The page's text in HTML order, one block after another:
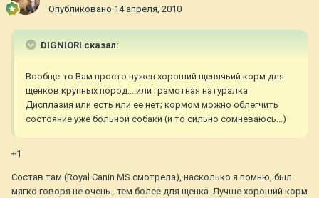
Опубликовано 14 апреля, 2010
DIGNIORI сказал:
Вообще-то Вам просто нужен хороший щенячьий корм для
щенков крупных пород....или грамотная натуралка
Дисплазия или есть или ее нет; кормом можно облегчить
состояние уже больной собаки (и то сильно сомневаюсь...)
+1
Состав там (Royal Canin MS смотрела), насколько я помню, был
мягко говоря не очень.. тем более для щенка. Лучше хороший корм